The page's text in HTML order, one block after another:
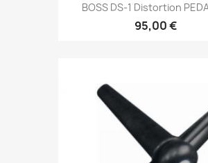
BOSS DS-1 Distortion
95,00 €